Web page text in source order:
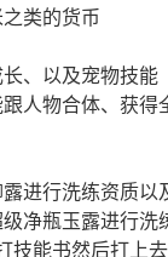
类的货币
、以及宠物技能
人物合体、获得
进行洗练资质以
净瓶玉露进行洗
技能书然后打上去